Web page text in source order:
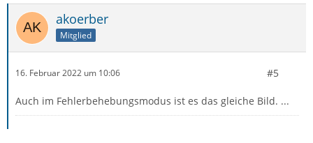
akoerber
Mitglied
16. Februar 2022 um 10:06 #5
Auch im Fehlerbehebungsmodus ist es das gleiche Bild. ...